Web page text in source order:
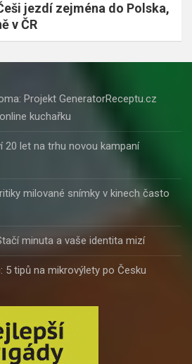
jezdí zejména do Polska,
v ČR
Projekt GeneratorReceptu.cz
kuchařku
20 let na trhu novou kampaní
milované snímky v kinech často
minuta a vaše identita mizí
5 tipů na mikrovýlety po Česku